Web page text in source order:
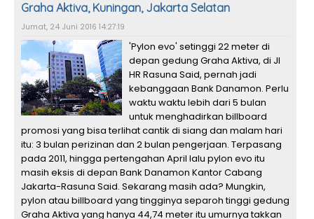
Graha Aktiva, Kuningan, Jakarta Selatan
Jumat, 24 Juni 2016 14:27:19
'Pylon evo' setinggi 22 meter di
depan gedung Graha Aktiva, di Jl
HR Rasuna Said, pernah jadi
kebanggaan Bank Danamon. Perlu
waktu waktu lebih dari 5 bulan
untuk menghadirkan billboard
promosi yang bisa terlihat cantik di siang dan malam hari
itu: 3 bulan perizinan dan 2 bulan pengerjaan. Terpasang
pada 2011, hingga pertengahan April lalu pylon evo itu
masih eksis di depan Bank Danamon Kantor Cabang
Jakarta-Rasuna Said. Sekarang masih ada? Mungkin,
pylon atau billboard yang tingginya separoh tinggi gedung
Graha Aktiva yang hanya 44,74 meter itu umurnya takkan